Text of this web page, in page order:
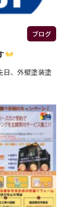
ブログ
日、外壁塗装塗